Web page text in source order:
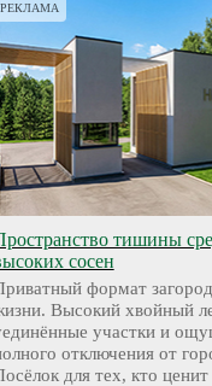
РЕКЛАМА
тишины
сосен
формат
Высокий хвойный
участки и
отключения от
для тех, кто